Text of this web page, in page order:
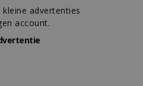
advertenties
account.